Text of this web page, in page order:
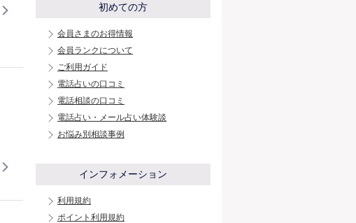
初めての方
会員さまのお得情報
会員ランクについて
ご利用ガイド
電話占いの口コミ
電話相談の口コミ
電話占い・メール占い体験談
お悩み別相談事例
インフォメーション
利用規約
ポイント利用規約